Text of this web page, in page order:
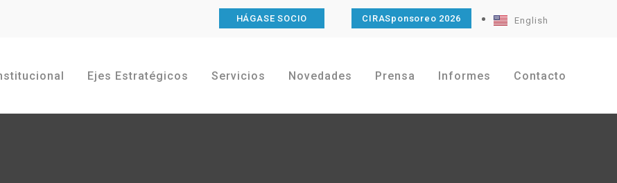
HÁGASE SOCIO CIRASponsoreo 2026 English
Ejes Estratégicos Servicios Novedades Prensa Informes Contacto